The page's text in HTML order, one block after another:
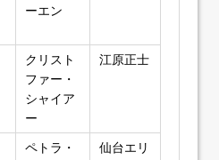
ーエン
クリスト
ファー・
シャイア
ー
江原正士
ペトラ・
仙台エリ